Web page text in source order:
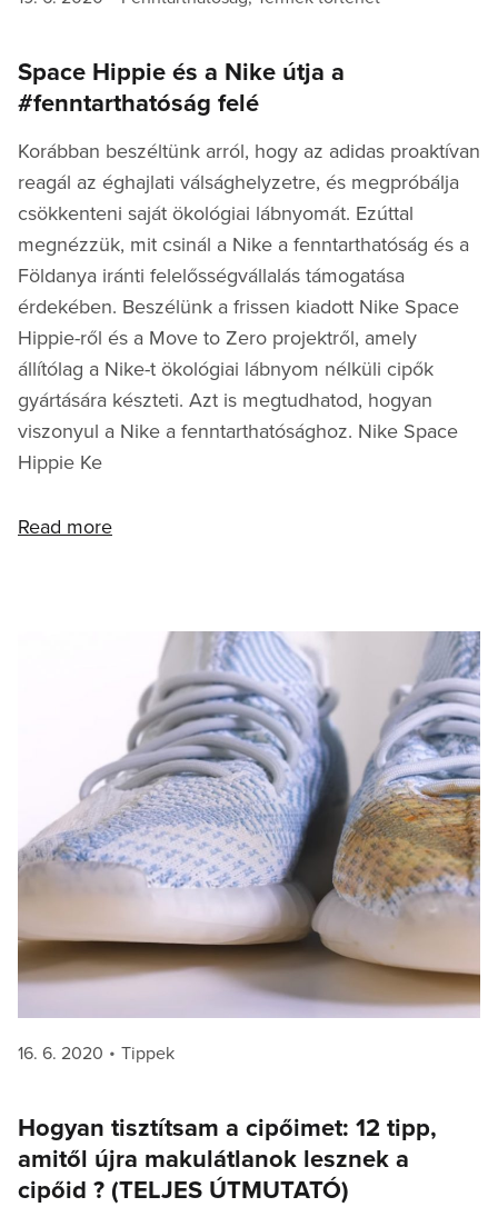
Space Hippie és a Nike útja a
#fenntarthatóság felé
Korábban beszéltünk arról, hogy az adidas proaktívan
reagál az éghajlati válsághelyzetre, és megpróbálja
csökkenteni saját ökológiai lábnyomát. Ezúttal
megnézzük, mit csinál a Nike a fenntarthatóság és a
Földanya iránti felelősségvállalás támogatása
érdekében. Beszélünk a frissen kiadott Nike Space
Hippie-ről és a Move to Zero projektről, amely
állítólag a Nike-t ökológiai lábnyom nélküli cipők
gyártására készteti. Azt is megtudhatod, hogyan
viszonyul a Nike a fenntarthatósághoz. Nike Space
Hippie Ke
Read more
Posted
16. 6. 2020 Categories
Tippek
Hogyan tisztítsam a cipőimet: 12 tipp,
amitől újra makulátlanok lesznek a
cipőid ? (TELJES ÚTMUTATÓ)